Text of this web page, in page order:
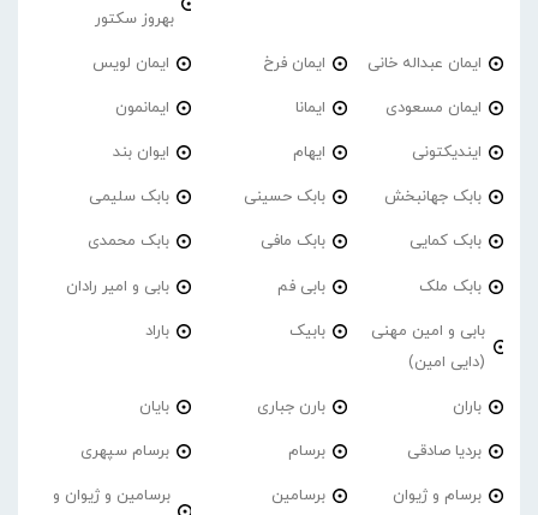
بهروز سکتور
ایمان عبداله خانی ایمان فرخ ایمان لویس
ایمان مسعودی ایمانا ایمانمون
ایندیکتونی ایهام ایوان بند
بابک جهانبخش بابک حسینی بابک سلیمی
بابک کمایی بابک مافی بابک محمدی
بابک ملک بابی فم بابی و امیر رادان
بابی و امین مهنی
(دایی امین)
بابیک باراد
باران بارن جباری بایان
بردیا صادقی برسام برسام سپهری
برسام و ژیوان برسامین
برسامین و ژیوان و